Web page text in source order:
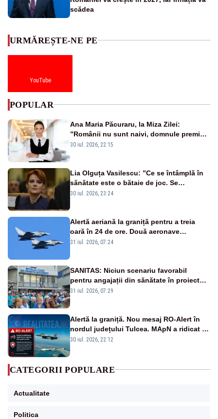
scădea
URMĂREȘTE-NE PE
YouTube
POPULAR
Ana Maria Păcuraru, la Miza Zilei:
”Românii nu sunt naivi, domnule premier
Bolojan”
30 iul. 2026, 22:15
Lia Olguța Vasilescu: ”Ce se întâmplă în
sănătate este o bătaie de joc. Se
guvernează extraordinar de prost”
30 iul. 2026, 23:24
Alertă aeriană la graniță pentru a treia
oară în 24 de ore. Două aeronave
Eurofighter britanice au fost ridicate de la
31 iul. 2026, 07:24
SANITAS: Niciun scenariu favorabil
pentru angajații din sănătate în proiectul
Legii salarizării
31 iul. 2026, 07:29
Alertă la graniță. Nou mesaj RO-Alert în
nordul județului Tulcea. MApN a ridicat de
la sol două avioane F-16
30 iul. 2026, 22:12
CATEGORII POPULARE
Actualitate
Politica